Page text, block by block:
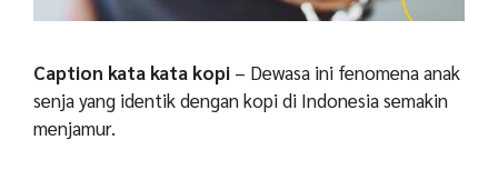
Caption kata kata kopi – Dewasa ini fenomena anak
senja yang identik dengan kopi di Indonesia semakin
menjamur.